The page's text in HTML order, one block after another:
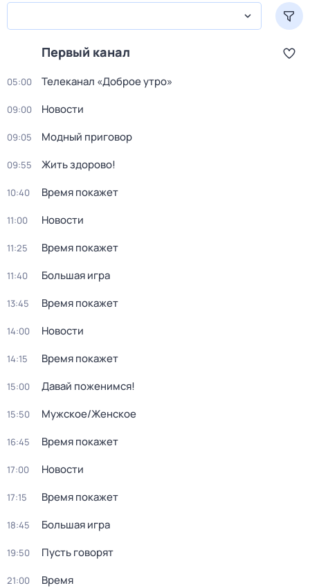
Первый канал
05:00 Телеканал «Доброе утро»
09:00 Новости
09:05 Модный приговор
09:55 Жить здорово!
10:40 Время покажет
11:00 Новости
11:25 Время покажет
11:40 Большая игра
13:45 Время покажет
14:00 Новости
14:15 Время покажет
15:00 Давай поженимся!
15:50 Мужское/Женское
16:45 Время покажет
17:00 Новости
17:15 Время покажет
18:45 Большая игра
19:50 Пусть говорят
21:00 Время